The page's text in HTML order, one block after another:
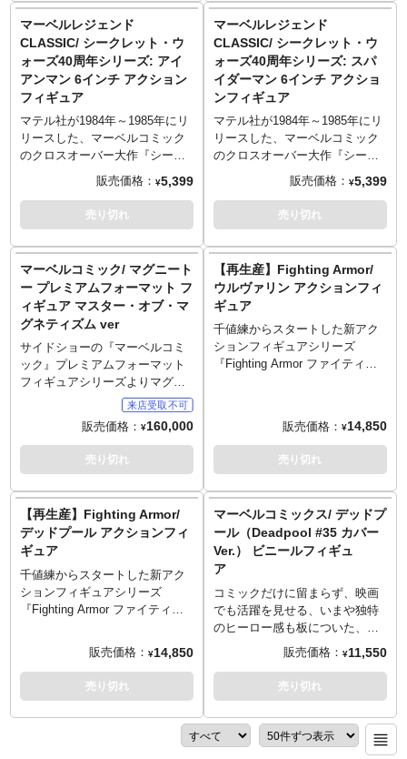
約をキャンセル頂く場合や、分
納での入荷となる場合がござい
ます。またパッケージは輸送用
となりますため、パッケージに
多少の傷やダメージがある場合
もございます。
© 2024 MARVEL
お客様都合による本商品の返
品・キャンセルは一切受付でき
ません。
■商品入荷のご案内後、通常どお
り配送指示をお願いします。そ
の際にお支払いいただく代金に
つきましては内金を引いた差額
での請求となります。
所の可動ポイントを擁しつつ
も、プロポーションを損なうこ
となく細部まで再現。80年代当
時に発売されたフィギュアに付
いてきた、「シークレット・シ
ールド」が付属するのも嬉しい
ポイント！シークレット・シー
ルドには角度によって画像が変
っており、『シークレット・ウ
ォーズ』40周年記念のロゴカー
ドに差し替えることができる。
たパッケージにもご注目を。
セット内容:
差し替え用ヘッド
差し替え用ハンドパーツ（×2）
シークレット・シールド
ロゴカード
© MARVEL
© 2024 Hasbro.
All Rights Reserved.
化。約25箇所の可動ポイントを
擁しつつも、プロポーションを
損なうことなく細部まで再現。
80年代当時に発売されたフィギ
ュアに付いてきた、「シークレ
ット・シールド」が付属するの
も嬉しいポイント！シークレッ
ト・シールドには角度によって
ードが入っており、『シークレ
ット・ウォーズ』40周年記念の
ロゴカードに差し替えることが
ージュしたパッケージにもご注
目を。
セット内容:
差し替え用ヘッド
差し替え用ハンドパーツ（×4）
壊れたシールドの破片（×2）
シークレット・シールド
All Rights Reserved.
マーベルレジェンド
CLASSIC/ シークレット・ウ
ォーズ40周年シリーズ: アイ
アンマン 6インチ アクション
フィギュア
マテル社が1984年～1985年にリ
リースした、マーベルコミック
のクロスオーバー大作『シーク
レット・ウォーズ』のフィギュ
アシリーズが、40周年を記念し
てハズブロの「マーベル・レジ
ェンド」で復活！アイアンマン
所の可動ポイントを擁しつつ
も、プロポーションを損なうこ
となく細部まで再現。80年代当
時に発売されたフィギュアに付
いてきた、「シークレット・シ
ールド」が付属するのも嬉しい
ポイント！シークレット・シー
ルドには角度によって画像が変
わるレンチキュラーカードが入
っており、『シークレット・ウ
ォーズ』40周年記念のロゴカー
ドに差し替えることができる。
たパッケージにもご注目を。
セット内容:
差し替え用ハンドパーツ（×3）
エフェクトパーツ（リパルサー
×2／煙×2）
ローラースケート（×2）
シークレット・シールド
© 2024 Hasbro.
All Rights Reserved.
販売価格： ¥5,399
売り切れ
マーベルレジェンド
CLASSIC/ シークレット・ウ
ォーズ40周年シリーズ: スパ
イダーマン 6インチ アクショ
ンフィギュア
マテル社が1984年～1985年にリ
リースした、マーベルコミック
のクロスオーバー大作『シーク
レット・ウォーズ』のフィギュ
アシリーズが、40周年を記念し
てハズブロの「マーベル・レジ
ェンド」で復活！ブラックスー
15cmのアクションフィギュアと
して立体化。約25箇所の可動ポ
イントを擁しつつも、プロポー
ションを損なうことなく細部ま
で再現。80年代当時に発売され
たフィギュアに付いてきた、
「シークレット・シールド」が
キュラーカードが入っており、
『シークレット・ウォーズ』40
周年記念のロゴカードに差し替
ーズをオマージュしたパッケー
ジにもご注目を。
セット内容:
差し替え用ヘッド
差し替え用ハンドパーツ（×4）
シークレット・シールド
ロゴカード
© MARVEL
All Rights Reserved.
販売価格： ¥5,399
売り切れ
マーベルコミック/ マグニート
ー プレミアムフォーマット フ
ィギュア マスター・オブ・マ
グネティズム ver
サイドショーの『マーベルコミ
ック』プレミアムフォーマット
フィギュアシリーズよりマグニ
ートーがラインナップです。今
回のテーマは「マスター・オ
ブ・マグネティズム」として、
全高約64センチでのスタチュー
化。光沢感のあるヘルメット、
のコスチューム、磁力を操る様
をみせる左手など、細部に至る
まで精巧に造り込み。金属の瓦
礫などが造形されたジオラマ台
座にも注目。
～ご注意事項～以下ご了承の上
ご予約をお願いいたします～
ージ内に記載しておりますURL
からお支払いいただきます。自
動メールとは別途送信いたしま
■発売時期につきましては予定と
販売価格： ¥160,000
売り切れ
【再生産】Fighting Armor/
ウルヴァリン アクションフィ
ギュア
千値練からスタートした新アク
ションフィギュアシリーズ
『Fighting Armor ファイティン
トイマニアでもあるデザイナー
大天風光成氏が「ウルヴィー」
をアレンジデザイン。原型製
之氏が担当。人体が内包されて
いる「トニー・スターク製スー
ツ」を意識して造型され、各関
節ポイントも極めて人体に近い
位置での可動を追及していま
す。各所にダイキャストを使用
し重厚感を再現！「アダマンチ
ウムの爪※」を備えた腕はマッ
ンシーン用の台座も付属しま
す。
※もちろんアダマンチウム製で
販売価格： ¥14,850
売り切れ
【再生産】Fighting Armor/
デッドプール アクションフィ
ギュア
千値練からスタートした新アク
ションフィギュアシリーズ
『Fighting Armor ファイティン
してラインナップするのは「俺
ちゃん」デッドプール！トイマ
ニアでもあるデザイナー大天風
光成氏が「デップー」をアレン
当。人体が内包されている「ト
販売価格： ¥14,850
売り切れ
マーベルコミックス/ デッドプ
ール（Deadpool #35 カバー
Ver.） ビニールフィギュ
ア
コミックだけに留まらず、映画
でも活躍を見せる、いまや独特
のヒーロー感も板についた、第
四の壁を越えてくるおしゃべり
ヒーロー、デッドプールが、ア
メリカでは人気が高まっている
ニッコリ笑顔でお馴染みのフィ
ーベルシリーズに参戦です。こ
ちらは、コミック『Deadpool
販売価格： ¥11,550
売り切れ